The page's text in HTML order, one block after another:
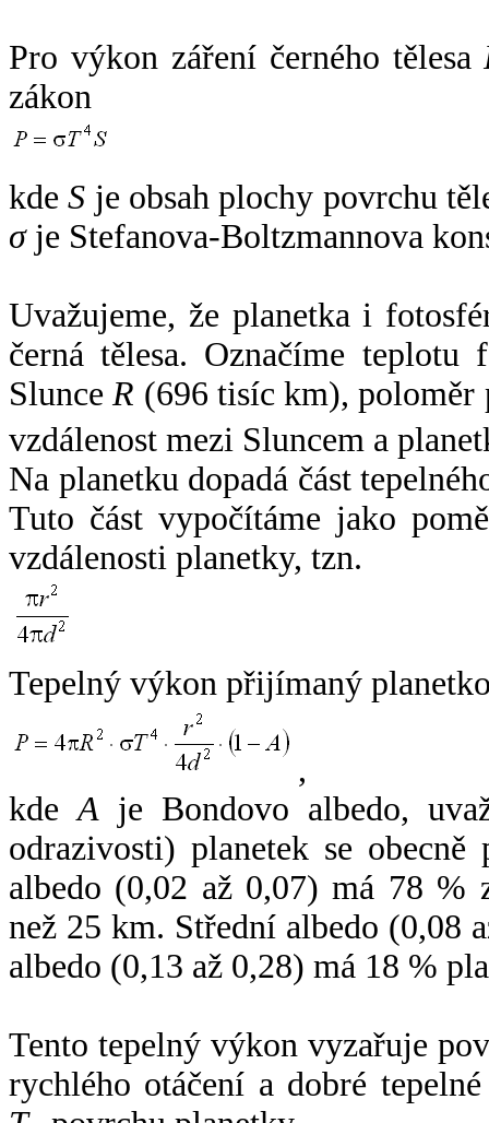
Pro výkon záření černého tělesa
zákon
kdeS je obsah plochy povrchu
σje Stefanova-Boltzmannova
Uvažujeme, že planetka i
černá tělesa. Označíme
SlunceR (696 tisíc km),
vzdálenost mezi Sluncem a
Na planetku dopadá část
Tuto část vypočítáme jako
vzdálenosti planetky, tzn.
Tepelný výkon přijímaný
,
kdeA je Bondovo albedo,
odrazivosti) planetek se
albedo (0,02 až 0,07) má 78 %
než 25 km. Střední albedo (0,08
albedo (0,13 až 0,28) má 18 %
Tento tepelný výkon vyzařuje
rychlého otáčení a dobré